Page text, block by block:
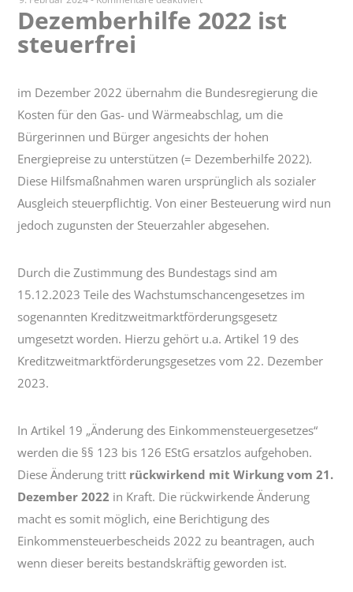
Dezemberhilfe
Dezemberhilfe 2022 ist
steuerfrei
im Dezember 2022 übernahm die Bundesregierung die
Kosten für den Gas- und Wärmeabschlag, um die
Bürgerinnen und Bürger angesichts der hohen
Energiepreise zu unterstützen (= Dezemberhilfe 2022).
Diese Hilfsmaßnahmen waren ursprünglich als sozialer
Ausgleich steuerpflichtig. Von einer Besteuerung wird nun
jedoch zugunsten der Steuerzahler abgesehen.
Durch die Zustimmung des Bundestags sind am
15.12.2023 Teile des Wachstumschancengesetzes im
sogenannten Kreditzweitmarktförderungsgesetz
umgesetzt worden. Hierzu gehört u.a. Artikel 19 des
Kreditzweitmarktförderungsgesetzes vom 22. Dezember
2023.
In Artikel 19 „Änderung des Einkommensteuergesetzes“
werden die §§ 123 bis 126 EStG ersatzlos aufgehoben.
Diese Änderung tritt rückwirkend mit Wirkung vom 21.
Dezember 2022 in Kraft. Die rückwirkende Änderung
macht es somit möglich, eine Berichtigung des
Einkommensteuerbescheids 2022 zu beantragen, auch
wenn dieser bereits bestandskräftig geworden ist.